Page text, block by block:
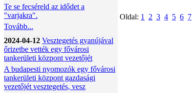
Te se fecséreld az idődet a
"varjakra".
Tovább...
2024-04-12 Vesztegetés gyanújával
őrizetbe vették egy fővárosi
tankerületi központ vezetőjét
A budapesti nyomozók egy fővárosi
tankerületi központ gazdasági
vezetőjét vesztegetés, vesz
Oldal: 1 2 3 4 5 6 7